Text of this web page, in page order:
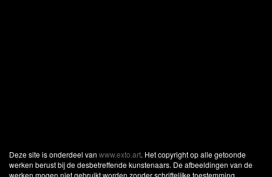
Deze site is onderdeel van www.exto.art. Het copyright op alle getoonde
werken berust bij de desbetreffende kunstenaars. De afbeeldingen van de
werken mogen niet gebruikt worden zonder schriftelijke toestemming.